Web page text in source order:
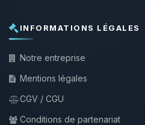
INFORMATIONS LÉGALES
Notre entreprise
Mentions légales
CGV / CGU
Conditions de partenariat